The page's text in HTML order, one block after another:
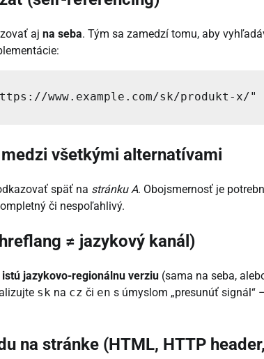
aj na seba. Tým sa zamedzí tomu, aby
www.example.com/sk/produkt-
všetkými alternatívami
späť na stránku A. Obojsmernosť je
či nespoľahlivý.
≠ jazykový kanál)
istú jazykovo-regionálnu verziu (sama na seba,
sk na cz či en s úmyslom „presunúť signál“
na stránke (HTML, HTTP